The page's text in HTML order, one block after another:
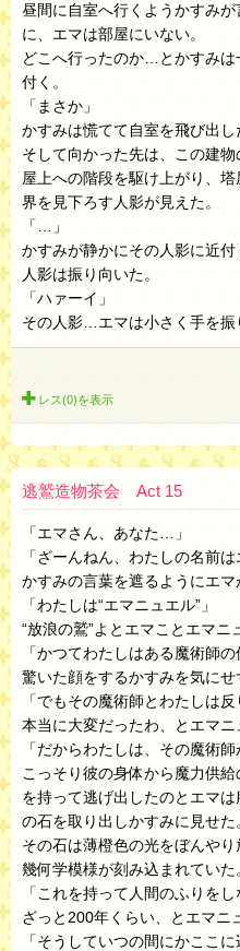
昼間に自室へ行くようかすみ
に、エマは部屋にいない。
どこへ行ったのか…とかすみ
付く。
「まさか」
かすみは慌てて自室を飛び出し
そして向かった先は、この建物
屋上への階段を駆け上がり、
界を見下ろす人影が見えた。
「…」
かすみが静かにその人影に近
人影は振り向いた。
「ハァーイ」
その人影…エマは小さく手を振
レス(0)を表示
逃鷲造物茶会 Act 15
「エマさん、あなた…」
「ざーんねん、わたしの名前は
かすみの言葉を遮るようにエマ
「わたしは“エマニュエル”」
“放浪の鷲”よとエマことエマニ
「かつてわたしはある魔術師の
驚いた顔をするかすみを気にせ
「でもその魔術師とわたしは
本当に大変だったわ、とエマニ
「だからわたしは、その魔術師
こっそり彼の身体から魔力供
を持って逃げ出したのとエマ
の石を取り出しかすみに見せた
その石は薄橙色の光をぼんや
幾何学模様が刻み込まれていた
「これを持って人間のふりを
ざっと200年くらい、とエマニ
「そうしていつの間にかここ